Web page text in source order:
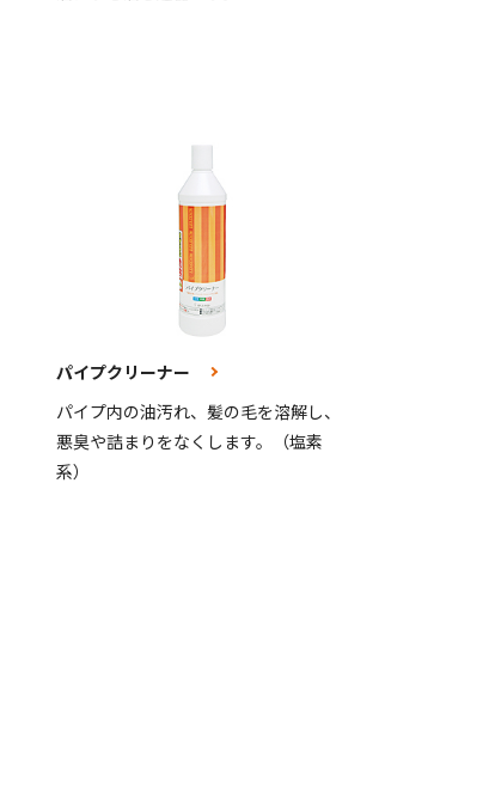
パイプクリーナー
パイプ内の油汚れ、髪の毛を溶解し、
悪臭や詰まりをなくします。（塩素
系）